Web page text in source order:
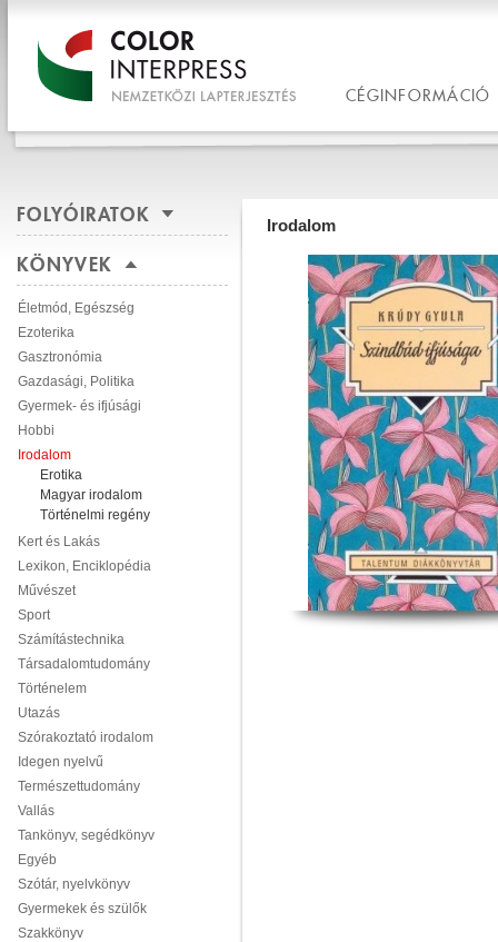
CÉGINFORMÁCIÓ
FOLYÓIRATOK
KÖNYVEK
Életmód, Egészség
Ezoterika
Gasztronómia
Gazdasági, Politika
Gyermek- és ifjúsági
Hobbi
Irodalom
Erotika
Magyar irodalom
Történelmi regény
Kert és Lakás
Lexikon, Enciklopédia
Művészet
Sport
Számítástechnika
Társadalomtudomány
Történelem
Utazás
Szórakoztató irodalom
Idegen nyelvű
Természettudomány
Vallás
Tankönyv, segédkönyv
Egyéb
Szótár, nyelvkönyv
Gyermekek és szülők
Szakkönyv
Irodalom